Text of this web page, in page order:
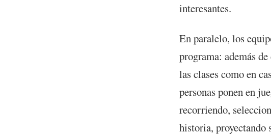
interesantes.
En paralelo, los
programa: además
las clases como en
personas ponen en
recorriendo,
historia, proyectando